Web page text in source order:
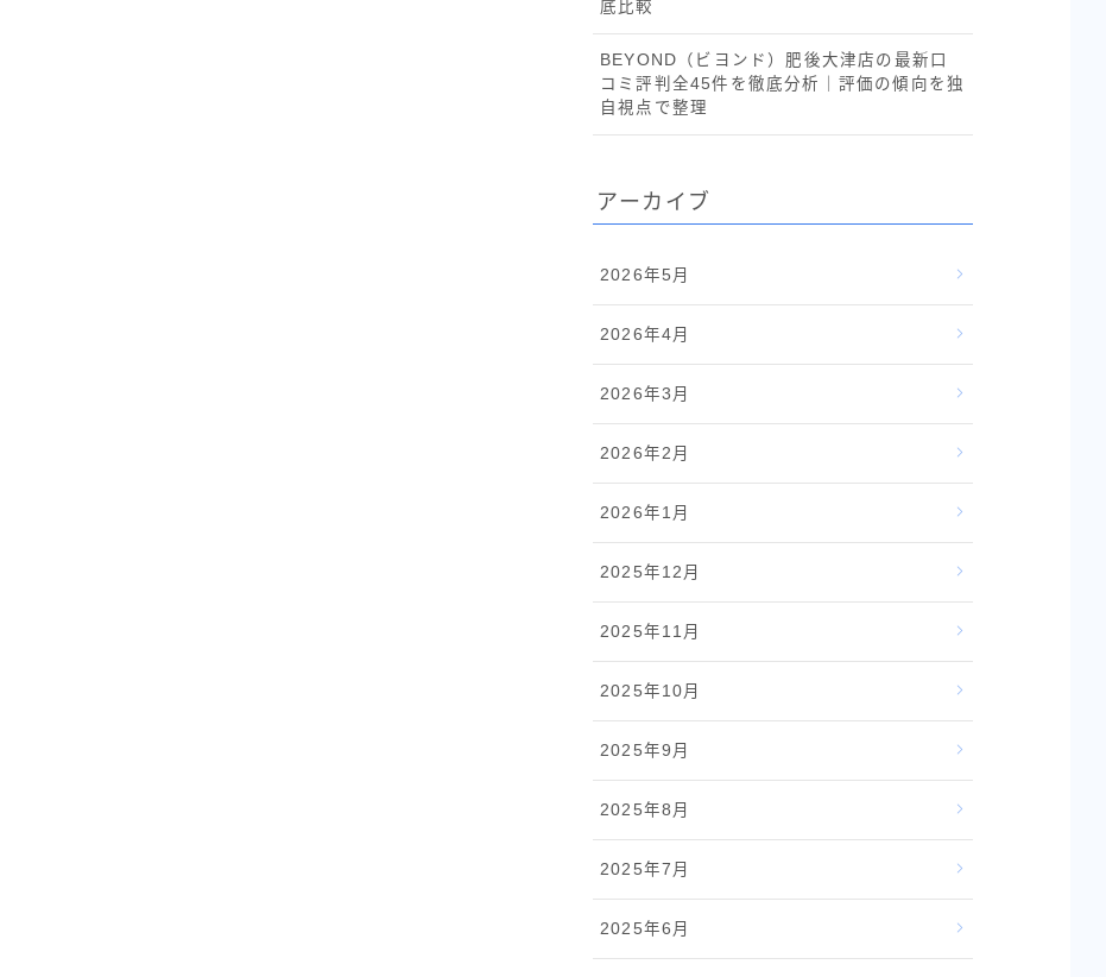
底比較
BEYOND（ビヨンド）肥後大津店の最新口
コミ評判全45件を徹底分析｜評価の傾向を独
自視点で整理
アーカイブ
2026年5月
2026年4月
2026年3月
2026年2月
2026年1月
2025年12月
2025年11月
2025年10月
2025年9月
2025年8月
2025年7月
2025年6月